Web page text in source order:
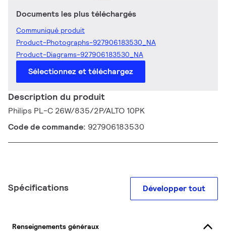
Documents les plus téléchargés
Communiqué produit
Product-Photographs-927906183530_NA
Product-Diagrams-927906183530_NA
Sélectionnez et téléchargez
Description du produit
Philips PL-C 26W/835/2P/ALTO 10PK
Code de commande: 927906183530
Spécifications Développer tout
Renseignements généraux